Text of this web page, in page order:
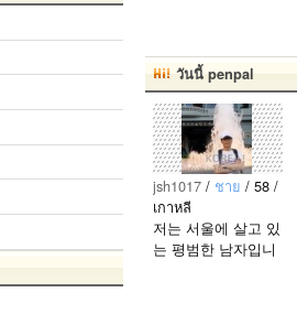
วันนี้ penpal
jsh1017 / ชาย / 58 /
เกาหลี
저는 서울에 살고 있
는 평범한 남자입니